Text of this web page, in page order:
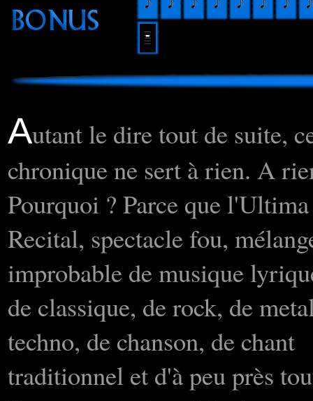
Autant le dire tout de suite,
chronique ne sert à rien. A
Pourquoi ? Parce que l'Ultima
Recital, spectacle fou,
improbable de musique
de classique, de rock, de
techno, de chanson, de chant
traditionnel et d'à peu près